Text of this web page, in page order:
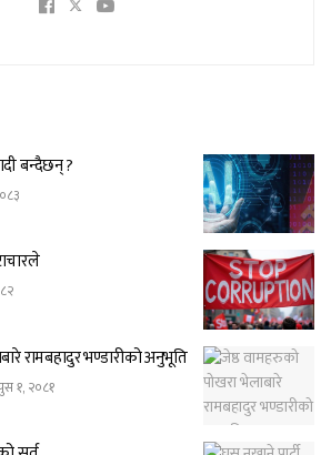
बन्दैछन् ?
रामबहादुर भण्डारीको अनुभूति
१, २०८१